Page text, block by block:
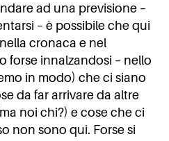
ad una previsione –
– è possibile che qui
cronaca e nel
forse innalzandosi – nello
in modo) che ci siano
da far arrivare da altre
noi chi?) e cose che ci
non sono qui. Forse si